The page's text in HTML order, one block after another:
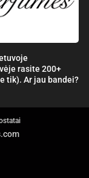
rasite 200+
tik). Ar jau bandei?